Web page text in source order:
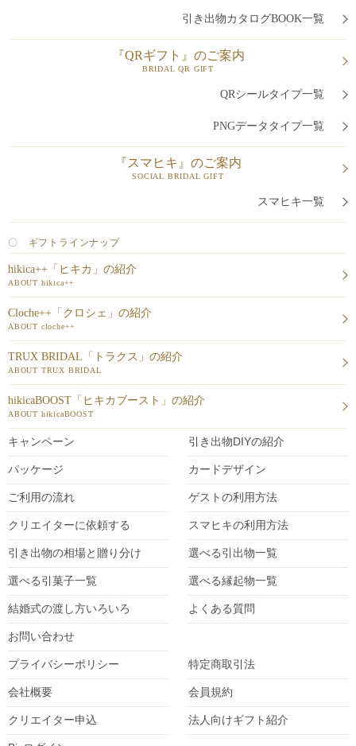
引き出物カタログBOOK一覧
『QRギフト』のご案内
BRIDAL QR GIFT
QRシールタイプ一覧
PNGデータタイプ一覧
『スマヒキ』のご案内
SOCIAL BRIDAL GIFT
スマヒキ一覧
〇 ギフトラインナップ
hikica++「ヒキカ」の紹介
ABOUT hikica++
Cloche++「クロシェ」の紹介
ABOUT cloche++
TRUX BRIDAL「トラクス」の紹介
ABOUT TRUX BRIDAL
hikicaBOOST「ヒキカブースト」の紹介
ABOUT hikicaBOOST
キャンペーン 引き出物DIYの紹介
パッケージ カードデザイン
ご利用の流れ ゲストの利用方法
クリエイターに依頼する スマヒキの利用方法
引き出物の相場と贈り分け 選べる引出物一覧
選べる引菓子一覧 選べる縁起物一覧
結婚式の渡し方いろいろ よくある質問
お問い合わせ
プライバシーポリシー 特定商取引法
会社概要 会員規約
クリエイター申込 法人向けギフト紹介